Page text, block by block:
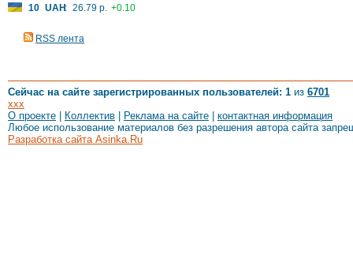
10 UAH: 26.79 р. +0.10
RSS лента
Сейчас на сайте зарегистрированных пользователей: 1 из 6701
xxx
О проекте
Коллектив Реклама на сайте
контактная информация
Любое использование материалов без разрешения автора сайта
Разработка сайта Asinka.Ru